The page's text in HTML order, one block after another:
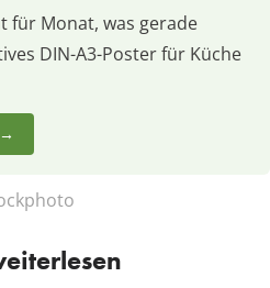
für Monat, was gerade
DIN-A3-Poster für Küche